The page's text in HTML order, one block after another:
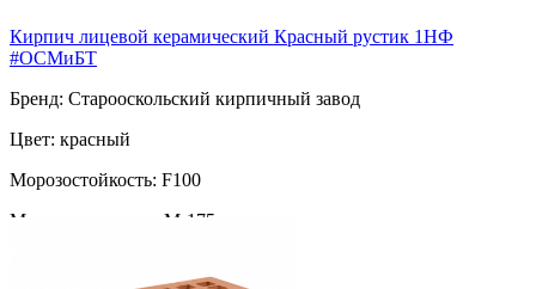
Кирпич лицевой керамический Красный рустик 1НФ
#ОСМиБТ
Бренд: Старооскольский кирпичный завод
Цвет: красный
Морозостойкость: F100
Марка прочности: М-175